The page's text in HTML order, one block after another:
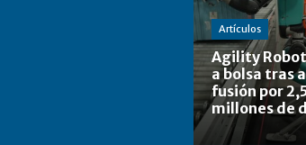
Artículos
Agility
a bolsa tras
fusión por
millones de